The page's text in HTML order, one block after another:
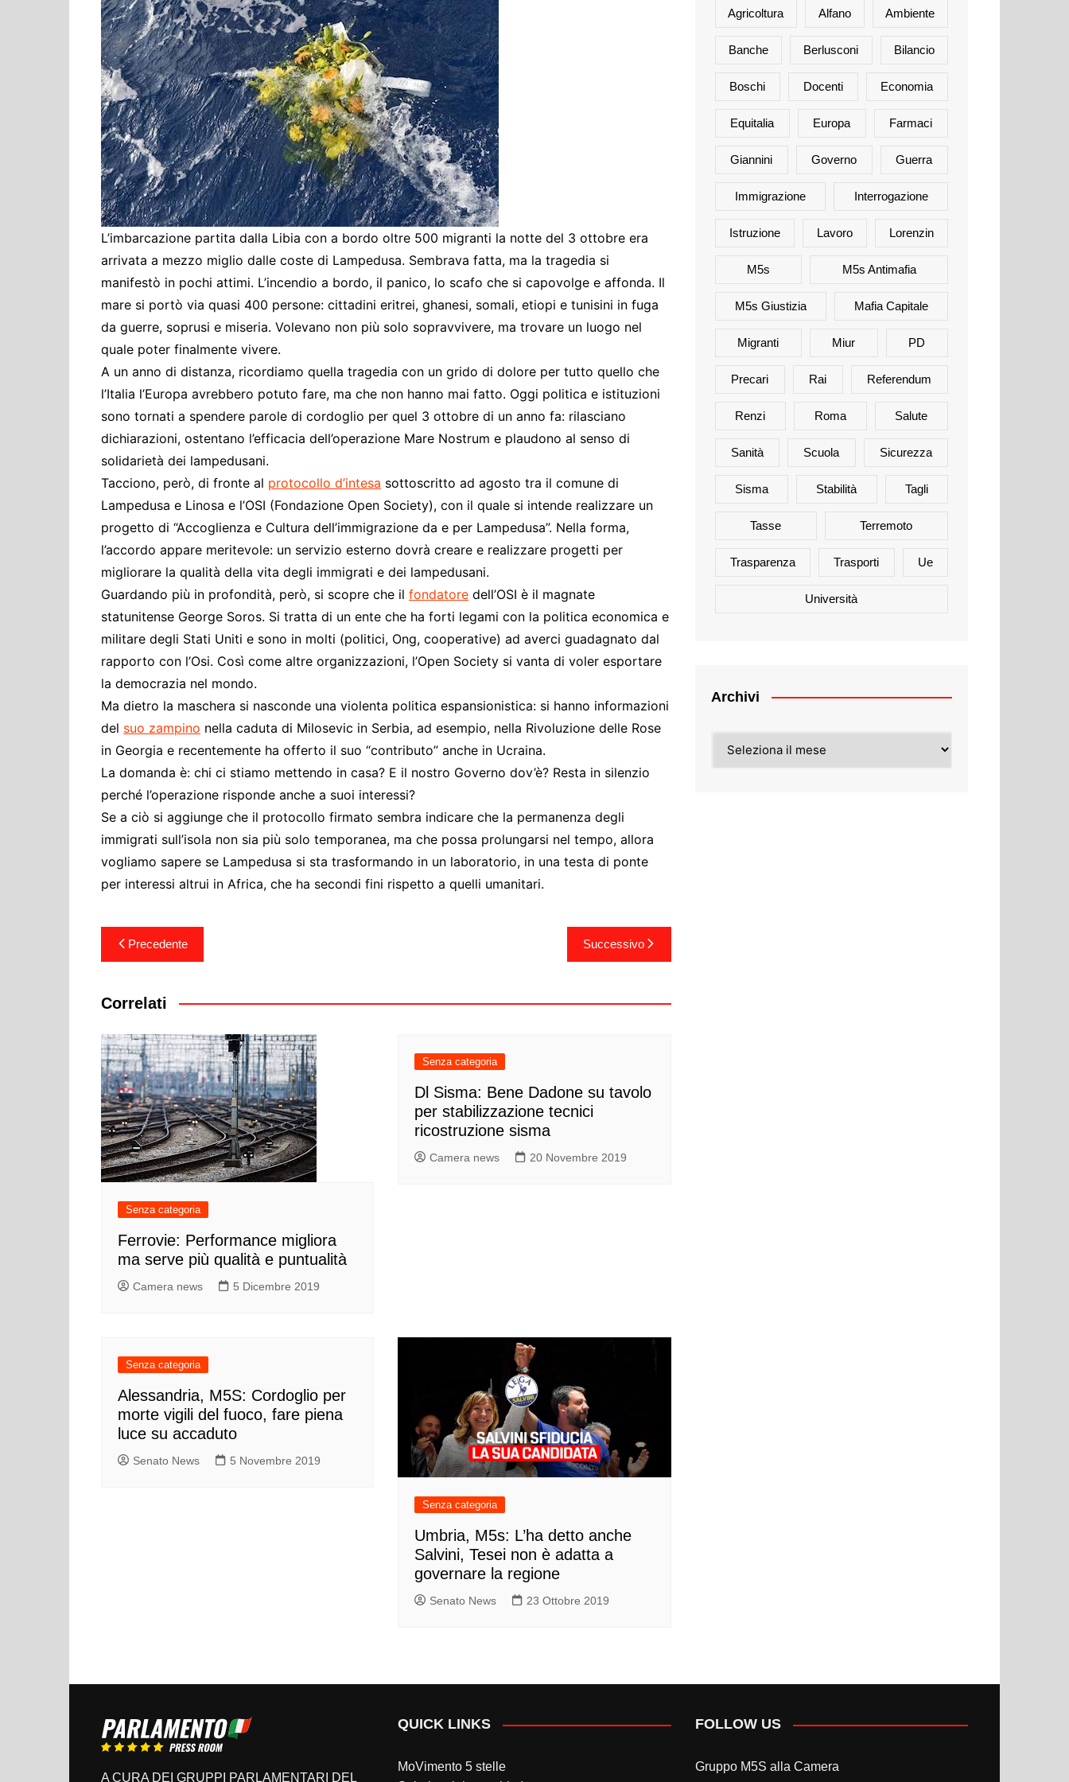
Cultura ed Istruzione
Difesa
Eventi
Finanze e tesoro
Giustizia
Lavori pubblici e Trasporti
Lavoro
Politiche europee
Rifiuti
L’imbarcazione partita dalla Libia con a bordo oltre 500 migranti la notte del 3 ottobre era
arrivata a mezzo miglio dalle coste di Lampedusa. Sembrava fatta, ma la tragedia si
manifestò in pochi attimi. L’incendio a bordo, il panico, lo scafo che si capovolge e affonda. Il
mare si portò via quasi 400 persone: cittadini eritrei, ghanesi, somali, etiopi e tunisini in fuga
da guerre, soprusi e miseria. Volevano non più solo sopravvivere, ma trovare un luogo nel
quale poter finalmente vivere.
A un anno di distanza, ricordiamo quella tragedia con un grido di dolore per tutto quello che
l’Italia l’Europa avrebbero potuto fare, ma che non hanno mai fatto. Oggi politica e istituzioni
sono tornati a spendere parole di cordoglio per quel 3 ottobre di un anno fa: rilasciano
dichiarazioni, ostentano l’efficacia dell’operazione Mare Nostrum e plaudono al senso di
solidarietà dei lampedusani.
Tacciono, però, di fronte al protocollo d’intesa sottoscritto ad agosto tra il comune di
Lampedusa e Linosa e l’OSI (Fondazione Open Society), con il quale si intende realizzare un
progetto di “Accoglienza e Cultura dell’immigrazione da e per Lampedusa”. Nella forma,
l’accordo appare meritevole: un servizio esterno dovrà creare e realizzare progetti per
migliorare la qualità della vita degli immigrati e dei lampedusani.
Guardando più in profondità, però, si scopre che il fondatore dell’OSI è il magnate
statunitense George Soros. Si tratta di un ente che ha forti legami con la politica economica e
militare degli Stati Uniti e sono in molti (politici, Ong, cooperative) ad averci guadagnato dal
rapporto con l’Osi. Così come altre organizzazioni, l’Open Society si vanta di voler esportare
la democrazia nel mondo.
Ma dietro la maschera si nasconde una violenta politica espansionistica: si hanno informazioni
del suo zampino nella caduta di Milosevic in Serbia, ad esempio, nella Rivoluzione delle Rose
in Georgia e recentemente ha offerto il suo “contributo” anche in Ucraina.
La domanda è: chi ci stiamo mettendo in casa? E il nostro Governo dov’è? Resta in silenzio
perché l’operazione risponde anche a suoi interessi?
Se a ciò si aggiunge che il protocollo firmato sembra indicare che la permanenza degli
immigrati sull’isola non sia più solo temporanea, ma che possa prolungarsi nel tempo, allora
vogliamo sapere se Lampedusa si sta trasformando in un laboratorio, in una testa di ponte
per interessi altrui in Africa, che ha secondi fini rispetto a quelli umanitari.
Navigazione
articoli
Precedente Successivo
Correlati
Senza categoria
Ferrovie: Performance migliora
ma serve più qualità e puntualità
Camera news 5 Dicembre 2019
Senza categoria
Dl Sisma: Bene Dadone su tavolo
per stabilizzazione tecnici
ricostruzione sisma
Camera news 20 Novembre 2019
Senza categoria
Alessandria, M5S: Cordoglio per
morte vigili del fuoco, fare piena
luce su accaduto
Senato News 5 Novembre 2019
Senza categoria
Umbria, M5s: L’ha detto anche
Salvini, Tesei non è adatta a
governare la regione
Senato News 23 Ottobre 2019
Agricoltura Alfano Ambiente
Banche Berlusconi Bilancio
Boschi Docenti Economia
Equitalia Europa Farmaci
Giannini Governo Guerra
Immigrazione Interrogazione
Istruzione Lavoro Lorenzin
M5s M5s Antimafia
M5s Giustizia Mafia Capitale
Migranti Miur PD
Precari Rai Referendum
Renzi Roma Salute
Sanità Scuola Sicurezza
Sisma Stabilità Tagli
Tasse Terremoto
Trasparenza Trasporti Ue
Università
Archivi
A CURA DEI GRUPPI PARLAMENTARI DEL
QUICK LINKS
MoVimento 5 stelle
FOLLOW US
Gruppo M5S alla Camera